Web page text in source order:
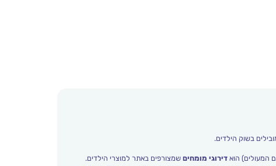
בשוק הילדים.
המעולים) הוא דירוגי מומחיםשמצורפים באתר למוצרי הילדים.